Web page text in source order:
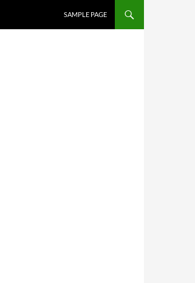
SAMPLE PAGE